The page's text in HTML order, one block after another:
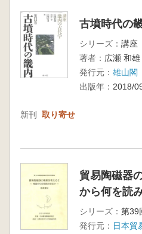
古墳時代の
シリーズ： 講
著者： 広瀬 和
発行元： 雄山閣
出版年： 2018/
新刊 取り寄せ
貿易陶磁器
から何を読
シリーズ：
発行元： 日本貿